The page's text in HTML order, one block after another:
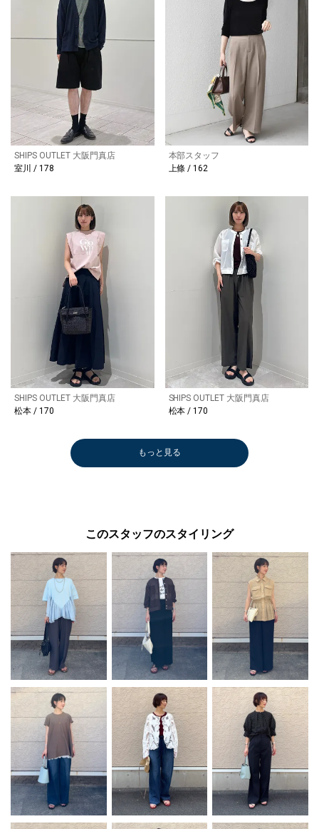
SHIPS OUTLET 大阪門真店
室川 / 178
本部スタッフ
上條 / 162
SHIPS OUTLET 大阪門真店
松本 / 170
SHIPS OUTLET 大阪門真店
松本 / 170
もっと見る
このスタッフのスタイリング